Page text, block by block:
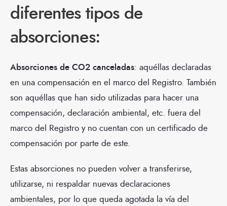
diferentes tipos de
absorciones:
Absorciones de CO2 canceladas: aquéllas declaradas
en una compensación en el marco del Registro. También
son aquéllas que han sido utilizadas para hacer una
compensación, declaración ambiental, etc. fuera del
marco del Registro y no cuentan con un certificado de
compensación por parte de este.
Estas absorciones no pueden volver a transferirse,
utilizarse, ni respaldar nuevas declaraciones
ambientales, por lo que queda agotada la vía del